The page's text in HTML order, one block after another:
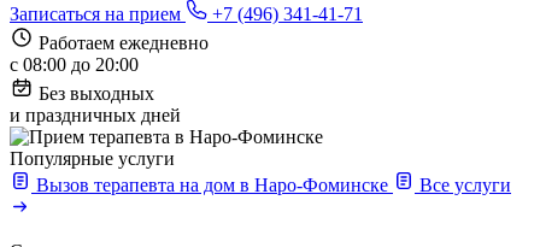
Записаться на прием
+7 (496) 341-41-71
Работаем ежедневно
с 08:00 до 20:00
Без выходных
и праздничных дней
Популярные услуги
Вызов терапевта на дом в Наро-Фоминске
Все услуги